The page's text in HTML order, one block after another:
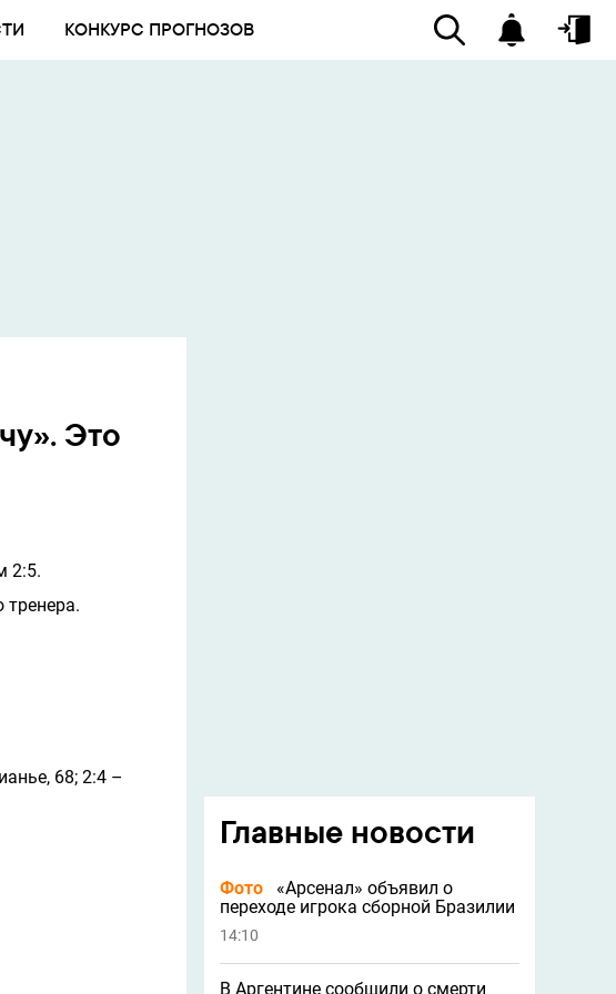
КОНКУРС ПРОГНОЗОВ
Это
2:5.
тренера.
68; 2:4 –
Главные новости
Фото
«Арсенал» объявил о
переходе игрока сборной Бразилии
14:10
В Аргентине сообщили о смерти